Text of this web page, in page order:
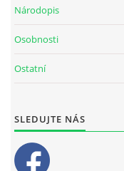
Národopis
Osobnosti
Ostatní
SLEDUJTE NÁS